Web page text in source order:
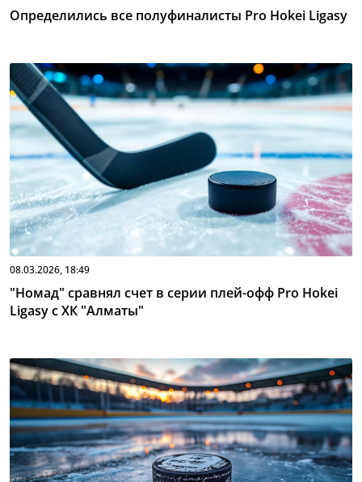
Определились все полуфиналисты Pro Hokei Ligasy
08.03.2026, 18:49
"Номад" сравнял счет в серии плей-офф Pro Hokei
Ligasy с ХК "Алматы"